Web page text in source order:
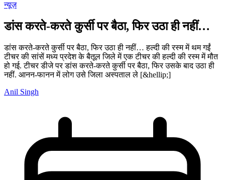
न्यूज़
डांस करते-करते कुर्सी पर बैठा, फिर उठा ही नहीं…
डांस करते-करते कुर्सी पर बैठा, फिर उठा ही नहीं… हल्दी की रस्म में थम गईं
टीचर की सांसें मध्य प्रदेश के बैतूल जिले में एक टीचर की हल्दी की रस्म में मौत
हो गई. टीचर डीजे पर डांस करते-करते कुर्सी पर बैठा, फिर उसके बाद उठा ही
नहीं. आनन-फानन में लोग उसे जिला अस्पताल ले [&hellip;]
Anil Singh